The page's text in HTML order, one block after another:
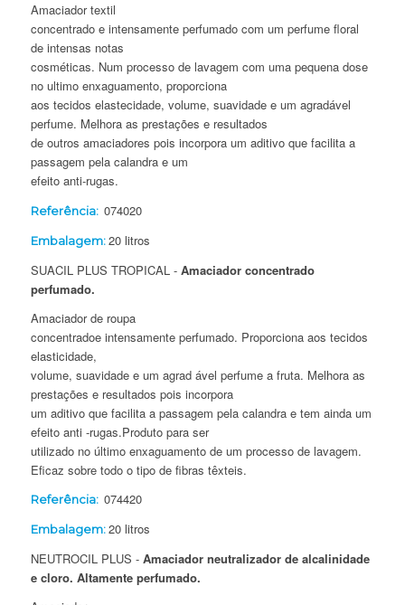
Amaciador textil
concentrado e intensamente perfumado com um perfume floral
de intensas notas
cosméticas. Num processo de lavagem com uma pequena dose
no ultimo enxaguamento, proporciona
aos tecidos elastecidade, volume, suavidade e um agradável
perfume. Melhora as prestações e resultados
de outros amaciadores pois incorpora um aditivo que facilita a
passagem pela calandra e um
efeito anti-rugas.
Referência: 074020
Embalagem:20 litros
SUACIL PLUS TROPICAL - Amaciador concentrado
perfumado.
Amaciador de roupa
concentradoe intensamente perfumado. Proporciona aos tecidos
elasticidade,
volume, suavidade e um agrad ável perfume a fruta. Melhora as
prestações e resultados pois incorpora
um aditivo que facilita a passagem pela calandra e tem ainda um
efeito anti -rugas.Produto para ser
utilizado no último enxaguamento de um processo de lavagem.
Eficaz sobre todo o tipo de fibras têxteis.
Referência: 074420
Embalagem:20 litros
NEUTROCIL PLUS - Amaciador neutralizador de alcalinidade
e cloro. Altamente perfumado.